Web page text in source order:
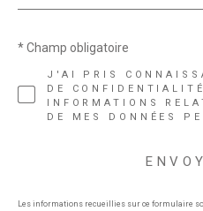
J'AI PRIS
DE
INFORMATIONS
DE MES DONNÉES
* Champ obligatoire
Les informations recueillies sur ce formulaire